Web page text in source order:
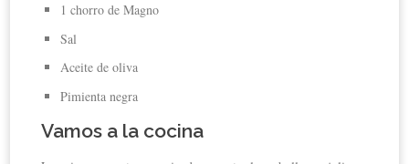
1 chorro de Magno
Sal
Aceite de oliva
Pimienta negra
Vamos a la cocina